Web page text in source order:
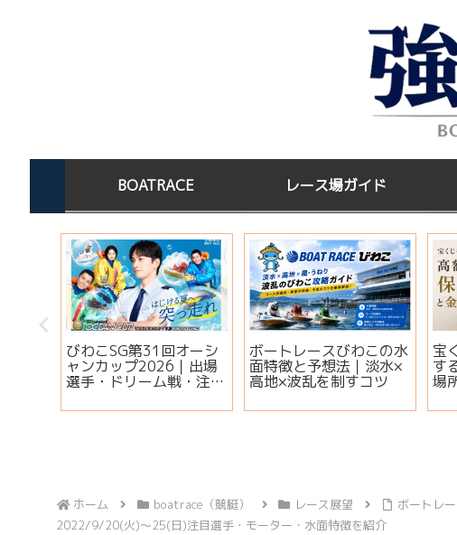
BOATRACE レース場ガイド
びわこSG第31回オーシ
ャンカップ2026｜出場
選手・ドリーム戦・注目
ボートレースびわこの水
面特徴と予想法｜淡水×
高地×波乱を制すコツ
宝
す
場
ホーム boatrace（競艇） レース展望
ボートレ
2022/9/20(火)～25(日)注目選手・モーター・水面特徴を紹介